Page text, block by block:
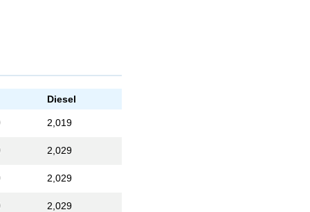
Diesel
2,019
2,029
2,029
2,029